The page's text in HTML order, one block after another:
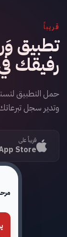
قريباً
تطبيق
رفيقك
حمل التطبيق
وتدير سجل
قريباً على
Store